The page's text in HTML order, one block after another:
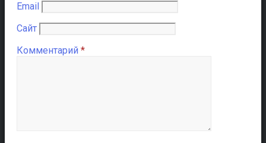
Email
Сайт
Комментарий *